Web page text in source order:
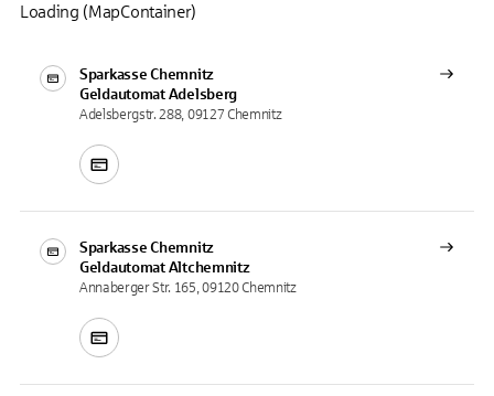
Sparkasse Chemnitz
Geldautomat Adelsberg
Adelsbergstr. 288, 09127 Chemnitz
Sparkasse Chemnitz
Geldautomat Altchemnitz
Annaberger Str. 165, 09120 Chemnitz
Loading (MapContainer)